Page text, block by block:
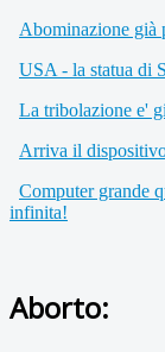
Abominazione già
USA - la statua di
La tribolazione e'
Arriva il
Computer grande
infinita!
Aborto: